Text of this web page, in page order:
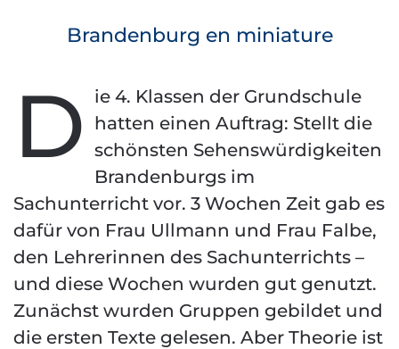
Brandenburg en miniature
D
ie 4. Klassen der Grundschule
hatten einen Auftrag: Stellt die
schönsten Sehenswürdigkeiten
Brandenburgs im
Sachunterricht vor. 3 Wochen Zeit gab es
dafür von Frau Ullmann und Frau Falbe,
den Lehrerinnen des Sachunterrichts –
und diese Wochen wurden gut genutzt.
Zunächst wurden Gruppen gebildet und
die ersten Texte gelesen. Aber Theorie ist